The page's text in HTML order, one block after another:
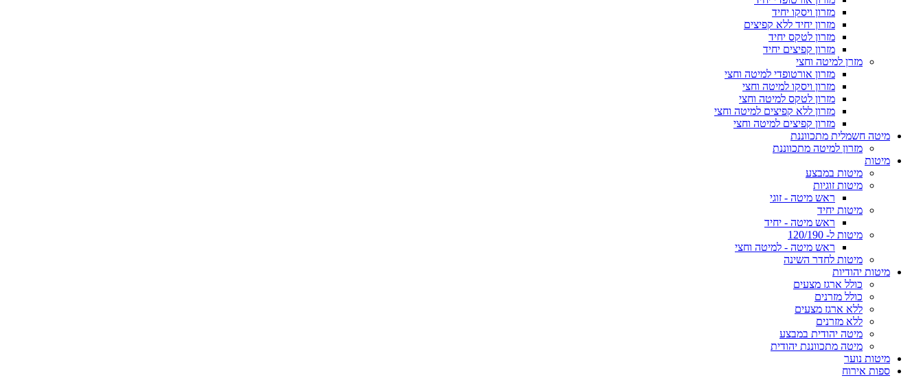
מזרון ויסקו יחיד
מזרון יחיד ללא קפיצים
מזרון לטקס יחיד
מזרון קפיצים יחיד
מזרן למיטה וחצי
מזרון אורטופדי למיטה וחצי
מזרון ויסקו למיטה וחצי
מזרון לטקס למיטה וחצי
מזרון ללא קפיצים למיטה וחצי
מזרון קפיצים למיטה וחצי
מיטה חשמלית מתכווננת
מזרון למיטה מתכווננת
מיטות
מיטות במבצע
מיטות זוגיות
ראש מיטה - זוגי
מיטות יחיד
ראש מיטה - יחיד
מיטות ל- 120/190
ראש מיטה - למיטה וחצי
מיטות לחדר השינה
מיטות יהודיות
כולל ארגז מצעים
כולל מזרנים
ללא ארגז מצעים
ללא מזרנים
מיטה יהודית במבצע
מיטה מתכווננת יהודית
מיטות נוער
ספות אירוח